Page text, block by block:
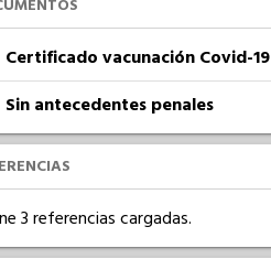
Certificado vacunación Covid-19
Sin antecedentes penales
3 referencias cargadas.